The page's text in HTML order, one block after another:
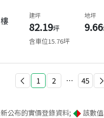
建坪
82.19坪
含車位15.76坪
地坪
9.66
1 2 ⋯ 45
公布的實價登錄資料; 該數